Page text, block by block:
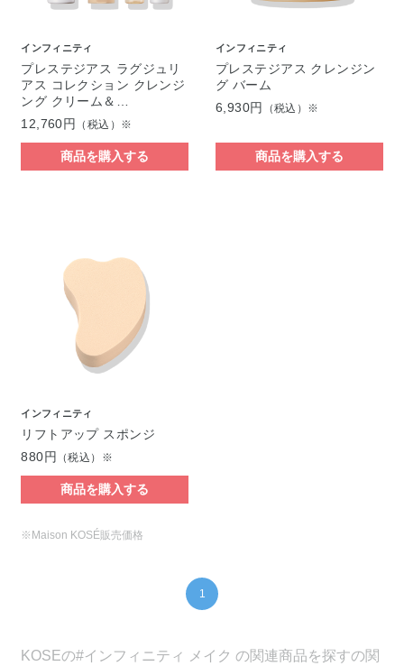
インフィニティ
プレステジアス ラグジュリ
アス コレクション クレンジ
ング クリーム＆…
12,760円
（税込）※
商品を購入する
インフィニティ
プレステジアス クレンジン
グ バーム
6,930円
（税込）※
商品を購入する
インフィニティ
リフトアップ スポンジ
880円
（税込）※
商品を購入する
※Maison KOSÉ販売価格
1
KOSEの#インフィニティ メイク の関連商品を探すの関